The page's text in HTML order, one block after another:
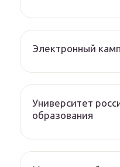
Электронный
Университет
образования